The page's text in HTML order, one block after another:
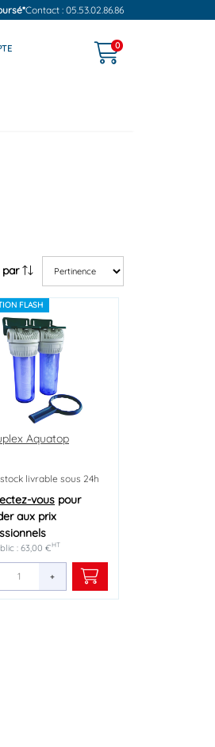
Contact : 05.53.02.86.86
0
par
FLASH
Aquatop
livrable sous 24h
vous pour
aux prix
: 63,00 €HT
+